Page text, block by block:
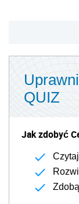
QUIZ
Jak zdobyć